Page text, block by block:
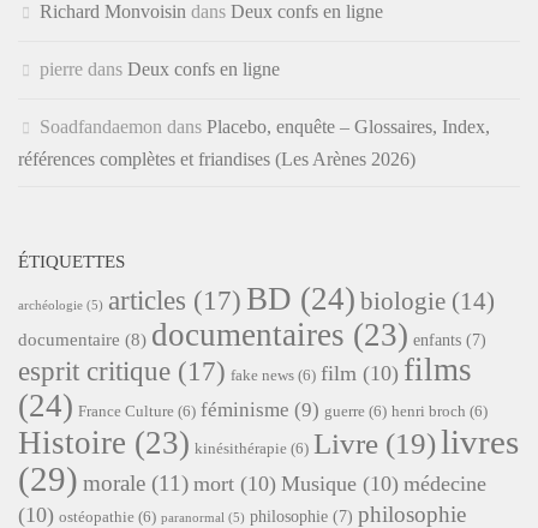
Richard Monvoisin dans Deux confs en ligne
pierre dans Deux confs en ligne
Soadfandaemon dans Placebo, enquête – Glossaires, Index,
références complètes et friandises (Les Arènes 2026)
ÉTIQUETTES
archéologie (5) articles (17) BD (24) biologie (14)
documentaire (8) documentaires (23) enfants (7)
esprit critique (17) fake news (6) film (10) films
(24) France Culture (6) féminisme (9) guerre (6) henri broch (6)
Histoire (23) kinésithérapie (6) Livre (19)livres
(29) morale (11) mort (10) Musique (10) médecine
(10) ostéopathie (6) paranormal (5) philosophie (7) philosophie